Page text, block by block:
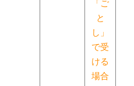
「ご
と
し」
で受
ける
場合